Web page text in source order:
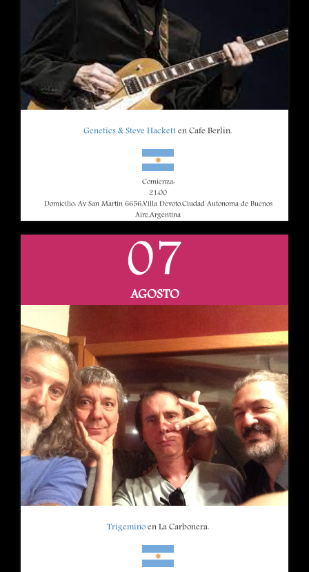
Genetics & Steve Hacketten Cafe Berlin.
Comienza:
21:00
Domicilio: Av San Martin 6656,Villa Devoto,Ciudad Autonoma de Buenos
Aire,Argentina
07
AGOSTO
Trigeminoen La Carbonera.